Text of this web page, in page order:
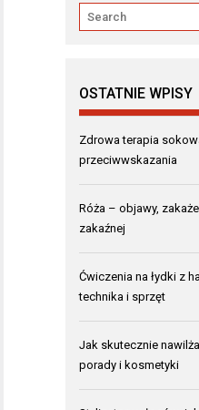
OSTATNIE WPISY
Zdrowa terapia
przeciwwskazania
Róża – objawy,
zakaźnej
Ćwiczenia na łydki z
technika i sprzęt
Jak skutecznie
porady i kosmetyki